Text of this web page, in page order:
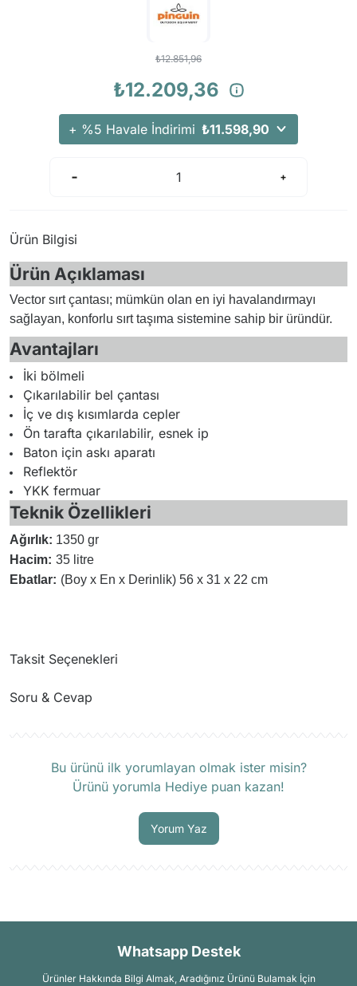
₺12.851,96
₺12.209,36
+ %5 Havale İndirimi ₺11.598,90
Ürün Bilgisi
Ürün Açıklaması
Vector sırt çantası; mümkün olan en iyi havalandırmayı
sağlayan, konforlu sırt taşıma sistemine sahip bir üründür.
Avantajları
İki bölmeli
Çıkarılabilir bel çantası
İç ve dış kısımlarda cepler
Ön tarafta çıkarılabilir, esnek ip
Baton için askı aparatı
Reflektör
YKK fermuar
Teknik Özellikleri
Ağırlık: 1350 gr
Hacim: 35 litre
Ebatlar: (Boy x En x Derinlik) 56 x 31 x 22 cm
Taksit Seçenekleri
Soru & Cevap
Bu ürünü ilk yorumlayan olmak ister misin?
Ürünü yorumla Hediye puan kazan!
Yorum Yaz
Whatsapp Destek
Ürünler Hakkında Bilgi Almak, Aradığınız Ürünü Bulamak İçin